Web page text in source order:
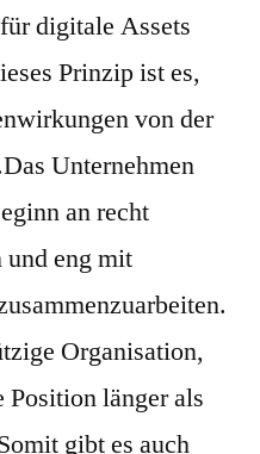
digitale Assets
Prinzip ist es,
von der
Unternehmen
an recht
und eng mit
Organisation,
Position länger als
gibt es auch